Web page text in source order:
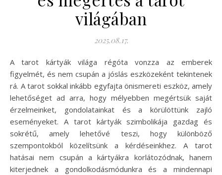
világában
2025.08.17.
A tarot kártyák világa régóta vonzza az emberek
figyelmét, és nem csupán a jóslás eszközeként tekintenek
rá. A tarot sokkal inkább egyfajta önismereti eszköz, amely
lehetőséget ad arra, hogy mélyebben megértsük saját
érzelmeinket, gondolatainkat és a körülöttünk zajló
eseményeket. A tarot kártyák szimbolikája gazdag és
sokrétű, amely lehetővé teszi, hogy különböző
szempontokból közelítsünk a kérdéseinkhez. A tarot
hatásai nem csupán a kártyákra korlátozódnak, hanem
kiterjednek a gondolkodásmódunkra és a mindennapi